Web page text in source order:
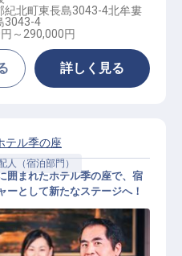
紀北町東長島3043-4北牟婁
3043-4
～ 290,000円
詳しく見る
人（宿泊部門）
テル季の座
囲まれたホテル季の座で、宿
ーとして新たなステージへ！